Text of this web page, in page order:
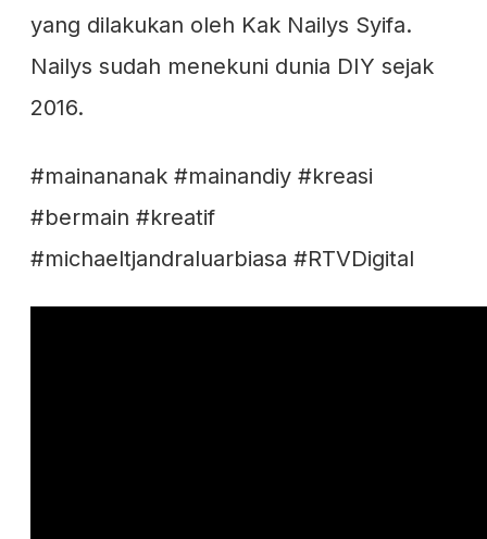
yang dilakukan oleh Kak Nailys Syifa.
Nailys sudah menekuni dunia DIY sejak
2016.
#mainananak #mainandiy #kreasi
#bermain #kreatif
#michaeltjandraluarbiasa #RTVDigital